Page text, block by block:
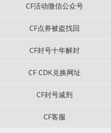
CF活动微信公众号
CF点券被盗找回
CF封号十年解封
CF CDK兑换网址
CF封号减刑
CF客服